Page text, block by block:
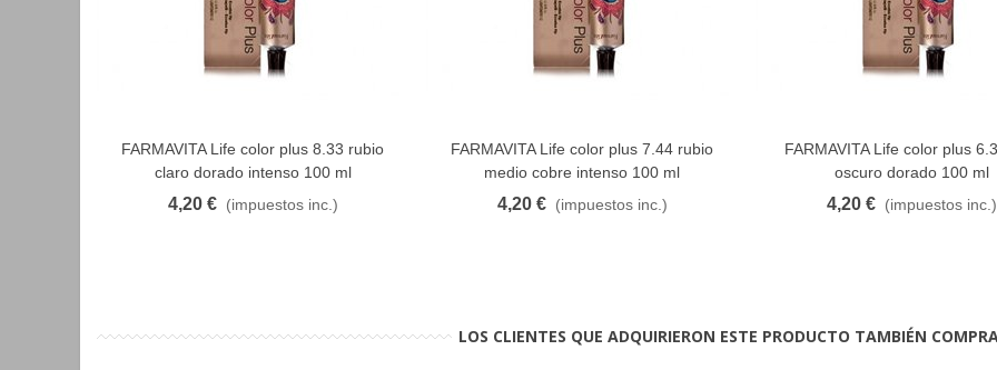
FAVORITO
FARMAVITA Life color plus 8.33 rubio
claro dorado intenso 100 ml
4,20 € (impuestos inc.)
FAVORITO
FARMAVITA Life color plus 7.44 rubio
medio cobre intenso 100 ml
4,20 € (impuestos inc.)
FAVORITO
FARMAVITA Life color plus
oscuro dorado 100 ml
4,20 € (impuestos inc.)
LOS CLIENTES QUE ADQUIRIERON ESTE PRODUCTO TAMBIÉN